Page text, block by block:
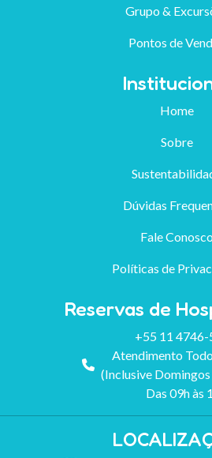
Grupo &
Pontos de
Home
Sobre
Dúvidas
Fale Conosco
Políticas de
Reservas de
+55 11
Atendimento
(Inclusive Domingos
Das 09h às